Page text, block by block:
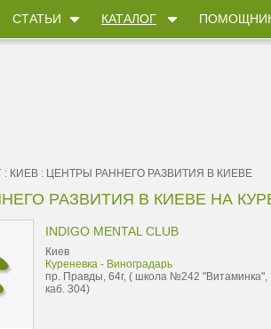
СТАТЬИ КАТАЛОГ
: КИЕВ : ЦЕНТРЫ РАННЕГО РАЗВИТИЯ В КИЕВЕ
РАЗВИТИЯ В КИЕВЕ НА
INDIGO MENTAL CLUB
Киев
Куреневка - Виноградарь
пр. Правды, 64г, ( школа №242 "Витаминка",
каб. 304)